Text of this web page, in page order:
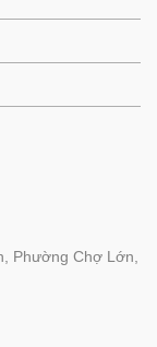
Phường Chợ Lớn,